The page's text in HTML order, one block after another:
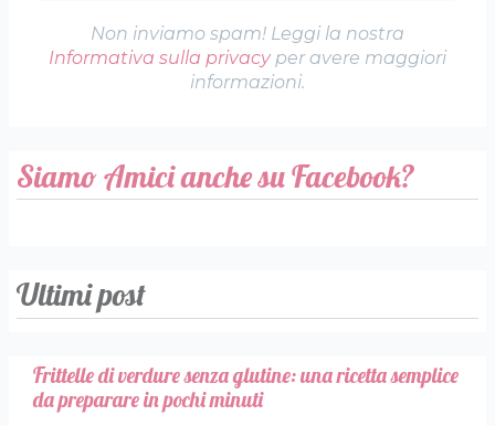
Non inviamo spam! Leggi la nostra
Informativa sulla privacyper avere maggiori
informazioni.
Siamo Amici anche su Facebook?
Ultimi post
Frittelle di verdure senza glutine: una ricetta semplice
da preparare in pochi minuti